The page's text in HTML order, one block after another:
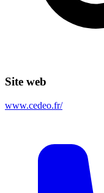
Site web
www.cedeo.fr/